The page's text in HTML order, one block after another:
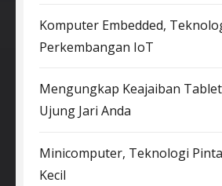
Komputer Embedded,
Perkembangan IoT
Mengungkap Keajaiban
Ujung Jari Anda
Minicomputer, Teknologi
Kecil